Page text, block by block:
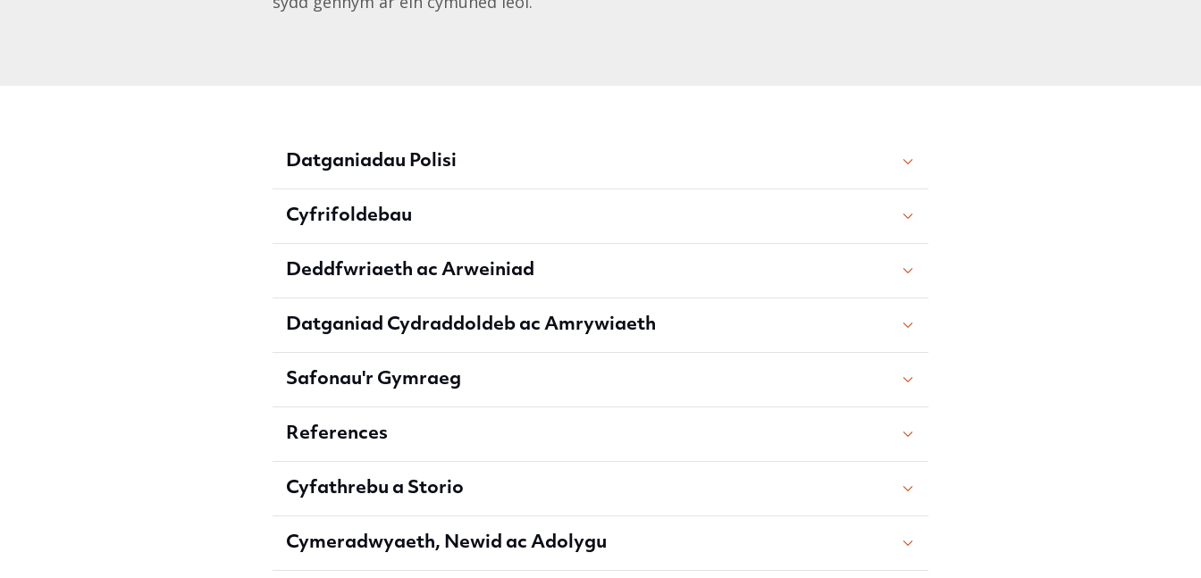
Datganiadau Polisi
Cyfrifoldebau
Deddfwriaeth ac Arweiniad
Datganiad Cydraddoldeb ac Amrywiaeth
Safonau'r Gymraeg
References
Cyfathrebu a Storio
Cymeradwyaeth, Newid ac Adolygu